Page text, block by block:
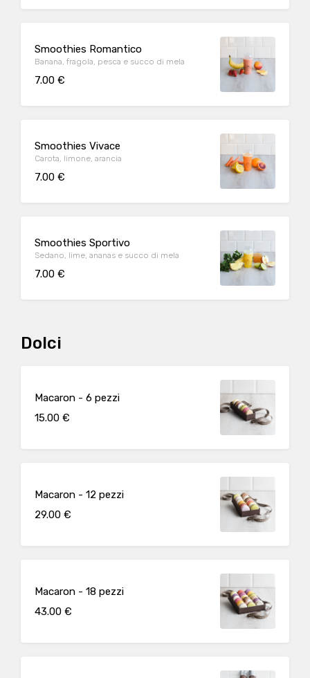
Smoothies Romantico
Banana, fragola, pesca e succo di mela
7.00 €
Smoothies Vivace
Carota, limone, arancia
7.00 €
Smoothies Sportivo
Sedano, lime, ananas e succo di mela
7.00 €
Dolci
Macaron - 6 pezzi
15.00 €
Macaron - 12 pezzi
29.00 €
Macaron - 18 pezzi
43.00 €